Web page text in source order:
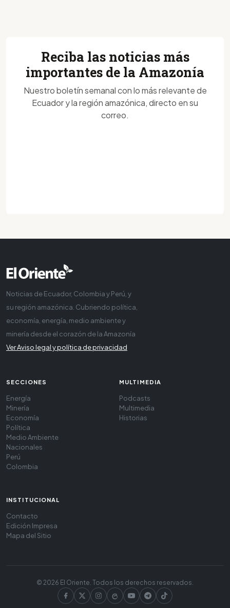
Reciba las noticias más
importantes de la Amazonía
Nuestro boletín semanal con lo más relevante de
Ecuador y la región amazónica, directo en su
correo.
Noticias de Ecuador, Colombia y Perú, y
su región amazónica. Cubriendo política,
economía, energía, medio ambiente y
minería desde el corazón de la Amazonía
Ver Aviso legal y política de privacidad
SECCIONES
Energía
Minería
Economía
Política
Medio Ambiente
Nacionales
Perú
Colombia
MULTIMEDIA
Podcasts
Multimedia
Historias
INSTITUCIONAL
Contacto
Edición Impresa
Mapa del Sitio
© 2026 El Oriente. Todos los derechos reservados.